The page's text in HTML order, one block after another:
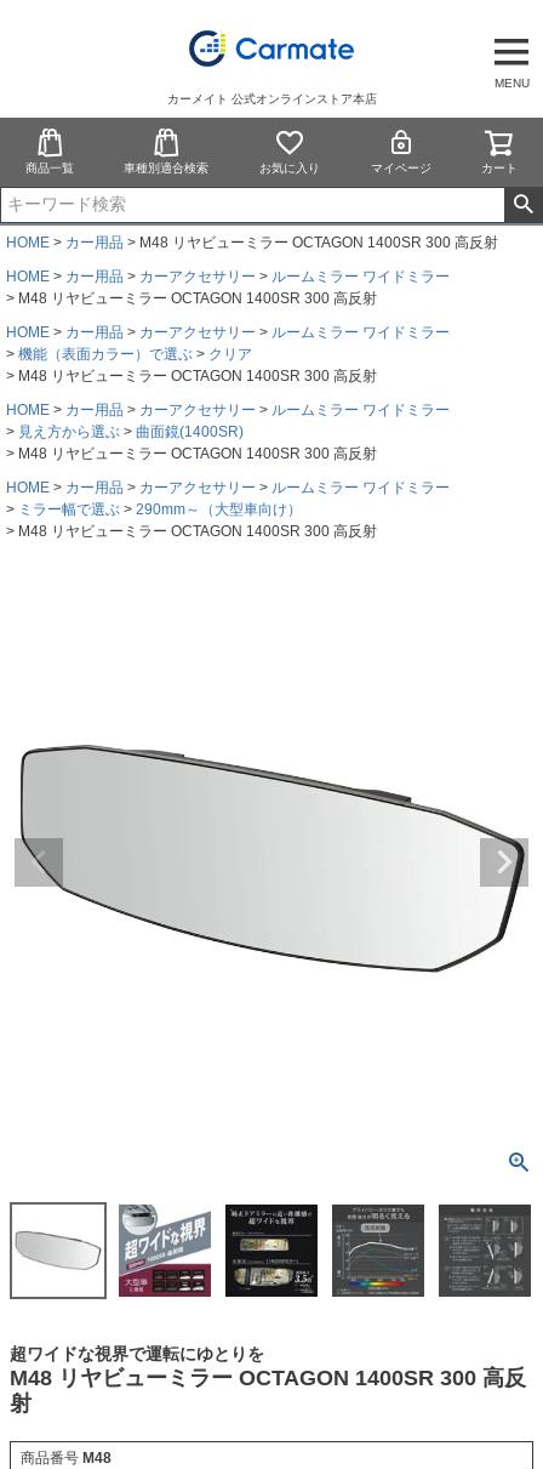
MENU
カーメイト 公式オンラインストア本店
商品一覧 車種別適合検索 お気に入り マイページ カート
HOME カー用品
M48 リヤビューミラー OCTAGON 1400SR 300 高反射
HOME
カー用品 カーアクセサリー
ルームミラー ワイドミラー
M48 リヤビューミラー OCTAGON 1400SR 300 高反射
HOME
カー用品 カーアクセサリー
ルームミラー ワイドミラー
機能（表面カラー）で選ぶ
クリア
M48 リヤビューミラー OCTAGON 1400SR 300 高反射
HOME
カー用品 カーアクセサリー
ルームミラー ワイドミラー
見え方から選ぶ
曲面鏡(1400SR)
M48 リヤビューミラー OCTAGON 1400SR 300 高反射
HOME
カー用品 カーアクセサリー
ルームミラー ワイドミラー
ミラー幅で選ぶ
290mm～（大型車向け）
M48 リヤビューミラー OCTAGON 1400SR 300 高反射
超ワイドな視界で運転にゆとりを
M48 リヤビューミラー OCTAGON 1400SR 300 高反
射
商品番号 M48